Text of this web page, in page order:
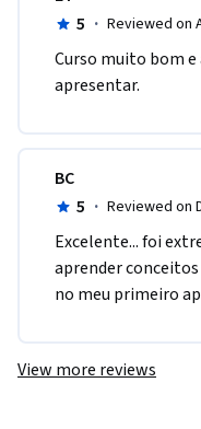
5 · Reviewed on
Curso muito bom e
apresentar.
BC
5 · Reviewed on
Excelente... foi
aprender
no meu primeiro
View more reviews